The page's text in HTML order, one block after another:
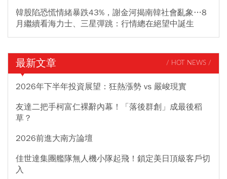
韓股陷恐慌情緒暴跌43%，謝金河揭南韓社會亂象…8
月繼續看海力士、三星彈跳：行情總在絕望中誕生
最新文章 / HOT NEWS /
2026年下半年投資展望：狂熱漲勢 vs 嚴峻現實
友達二把手柯富仁裸辭內幕！「落後群創」成最後稻
草？
2026前進大南方論壇
佳世達集團艦隊無人機小隊起飛！鎖定美日頂級客戶切
入